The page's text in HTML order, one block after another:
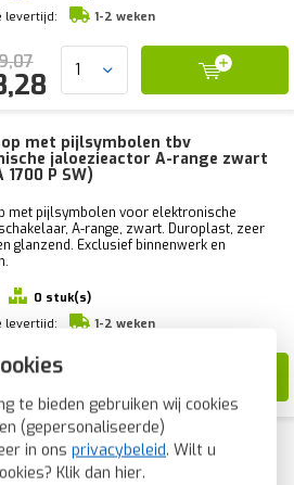
te bieden gebruiken wij cookies
(gepersonaliseerde)
in ons privacybeleid. Wilt u
Klik dan hier.
levertijd:
1-2 weken
met pijlsymbolen tbv
jaloezieactor A-range zwart
P SW)
met pijlsymbolen voor elektronische
A-range, zwart. Duroplast, zeer
glanzend. Exclusief binnenwerk en
0 stuk(s)
levertijd:
1-2 weken
standaard met display A-range
(A 1750 D SW)